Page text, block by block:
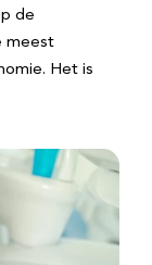
de
meest
Het is